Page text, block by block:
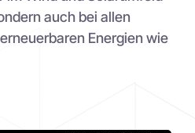
auch bei allen
Energien wie